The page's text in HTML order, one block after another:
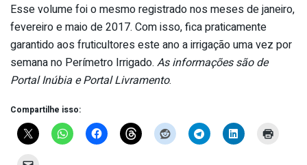
Esse volume foi o mesmo registrado nos meses de janeiro,
fevereiro e maio de 2017. Com isso, fica praticamente
garantido aos fruticultores este ano a irrigação uma vez por
semana no Perímetro Irrigado. As informações são de
Portal Inúbia e Portal Livramento.
Compartilhe isso: